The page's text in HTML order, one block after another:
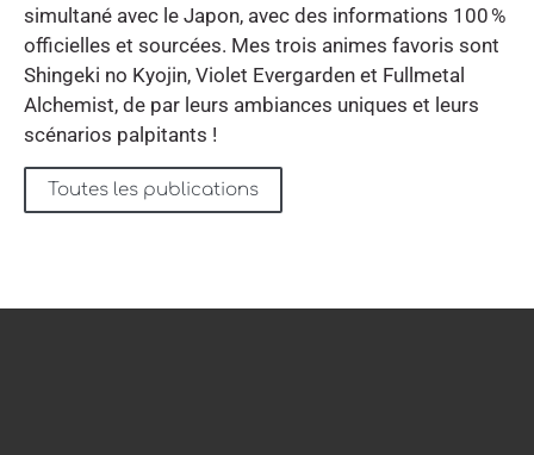
simultané avec le Japon, avec des informations 100 %
officielles et sourcées. Mes trois animes favoris sont
Shingeki no Kyojin, Violet Evergarden et Fullmetal
Alchemist, de par leurs ambiances uniques et leurs
scénarios palpitants !
Toutes les publications